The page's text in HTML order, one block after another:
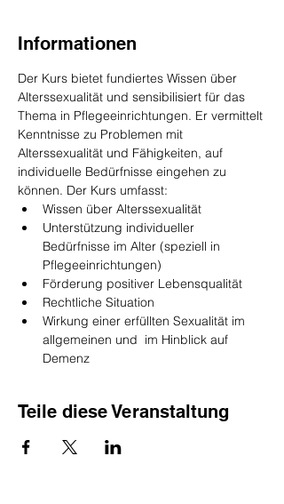
Informationen
Der Kurs bietet fundiertes Wissen über
Alterssexualität und sensibilisiert für das
Thema in Pflegeeinrichtungen. Er vermittelt
Kenntnisse zu Problemen mit
Alterssexualität und Fähigkeiten, auf
individuelle Bedürfnisse eingehen zu
können. Der Kurs umfasst:
Wissen über Alterssexualität
Unterstützung individueller
Bedürfnisse im Alter (speziell in
Pflegeeinrichtungen)
Förderung positiver Lebensqualität
Rechtliche Situation
Wirkung einer erfüllten Sexualität im
allgemeinen und  im Hinblick auf
Demenz
Teile diese Veranstaltung